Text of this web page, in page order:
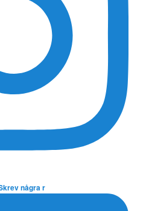
några r